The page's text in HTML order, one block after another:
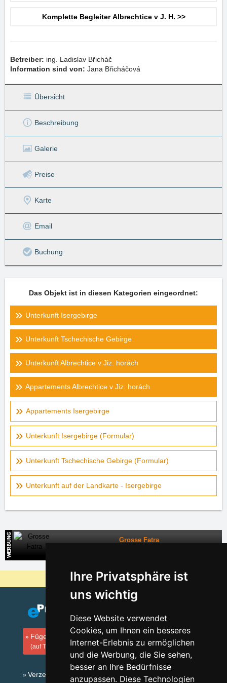
Ihre Privatsphäre ist
uns wichtig
Diese Website verwendet
Cookies, um Ihnen ein besseres
Internet-Erlebnis zu ermöglichen
und die Werbung, die Sie sehen,
besser an Ihre Bedürfnisse
anzupassen. Diese Technologien
Komplette Begleiter Albrechtice v J. H. >>
Betreiber: ing. Ladislav Břicháč
Information sind von: Jana Břicháčová
Übersicht
Beschreibung
Galerie
Preise
Karte
Email
Buchung
Das Objekt ist in diesen Kategorien eingeordnet:
Unterkunft Isergebirge
Unterkunft Tschechische Gebirge
Unterkunft Albrechtice v Jiz. horách
Appartements Albrechtice v Jiz. horách
Appartements Isergebirge
Unterkunft Isergebirge (Formular)
Unterkunft Tschechische Gebirge (Formular)
Unterkunft auf der Landkarte - Isergebirge
Grosse Fatra
Warum sind unsere Server am billigsten?
Fügen Sie Ihre Unterkunft hinzu
(auf Tschechisch)
Verzeichnis der Unterkunft